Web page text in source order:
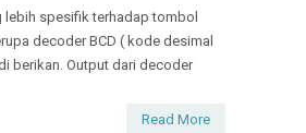
lebih spesifik terhadap tombol
decoder BCD ( kode desimal
berikan. Output dari decoder
Read More